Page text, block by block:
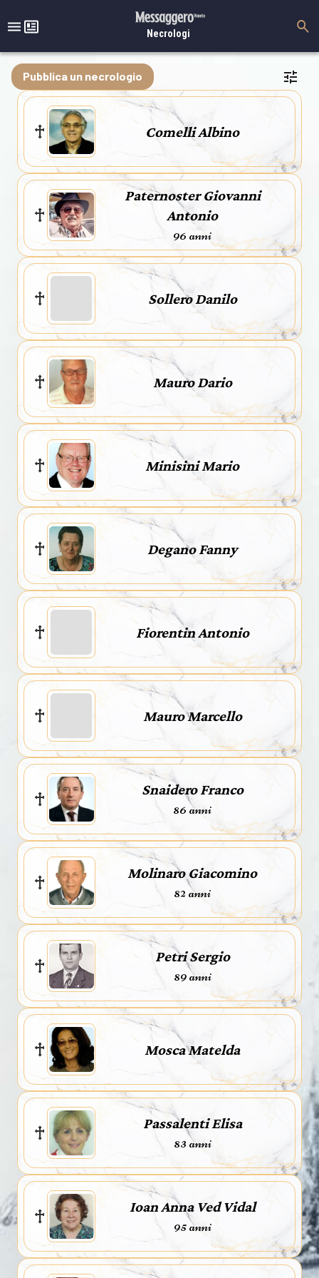
Necrologi
Pubblica un necrologio
Comelli Albino
Paternoster Giovanni
Antonio
96 anni
Sollero Danilo
Mauro Dario
Minisini Mario
Degano Fanny
Fiorentin Antonio
Mauro Marcello
Snaidero Franco
86 anni
Molinaro Giacomino
82 anni
Petri Sergio
89 anni
Mosca Matelda
Passalenti Elisa
83 anni
Ioan Anna Ved Vidal
95 anni